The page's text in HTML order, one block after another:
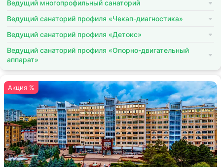
Ведущий многопрофильный санаторий
Ведущий санаторий профиля «Чекап-диагностика»
Ведущий санаторий профиля «Детокс»
Ведущий санаторий профиля «Опорно-двигательный
аппарат»
Акция %